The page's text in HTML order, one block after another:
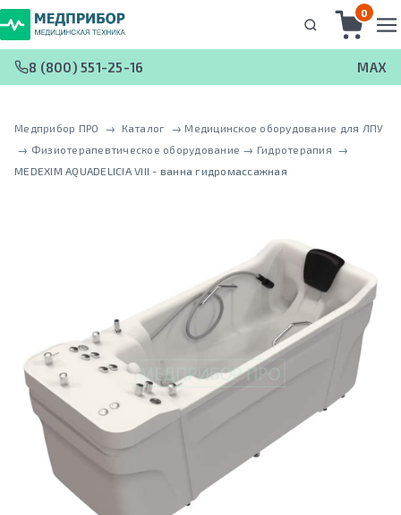
0
8 (800) 551-25-16 MAX
Медприбор ПРО → Каталог → Медицинское оборудование для ЛПУ
→ Физиотерапевтическое оборудование → Гидротерапия →
MEDEXIM AQUADELICIA VIII - ванна гидромассажная